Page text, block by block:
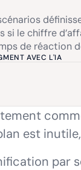
si le chiffre
de réaction
AVEC L'IA
est
par